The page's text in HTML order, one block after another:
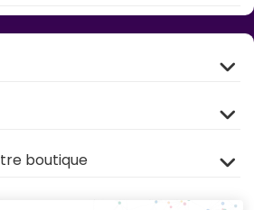
boutique